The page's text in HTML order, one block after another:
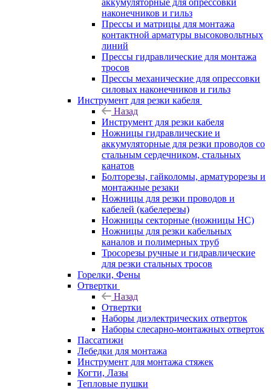
аккумуляторные для опрессовки
наконечников и гильз
Прессы и матрицы для монтажа
контактной арматуры высоковольтных
линий
Прессы гидравлические для монтажа
тросов
Прессы механические для опрессовки
силовых наконечников и гильз
Инструмент для резки кабеля
Назад
Инструмент для резки кабеля
Ножницы гидравлические и
аккумуляторные для резки проводов со
стальным сердечником, стальных
канатов
Болторезы, гайколомы, арматурорезы и
монтажные резаки
Ножницы для резки проводов и
кабелей (кабелерезы)
Ножницы секторные (ножницы НС)
Ножницы для резки кабельных
каналов и полимерных труб
Тросорезы ручные и гидравлические
для резки стальных тросов
Горелки, Фены
Отвертки
Назад
Отвертки
Наборы диэлектрических отверток
Наборы слесарно-монтажных отверток
Пассатижи
Лебедки для монтажа
Инструмент для монтажа стяжек
Когти, Лазы
Тепловые пушки